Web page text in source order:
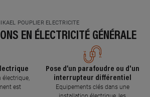
POUPLIER ELECTRICITE
EN ÉLECTRICITÉ GÉNÉRALE
est
Pose d’un parafoudre ou d'un
interrupteur différentiel
Equipements clés dans une